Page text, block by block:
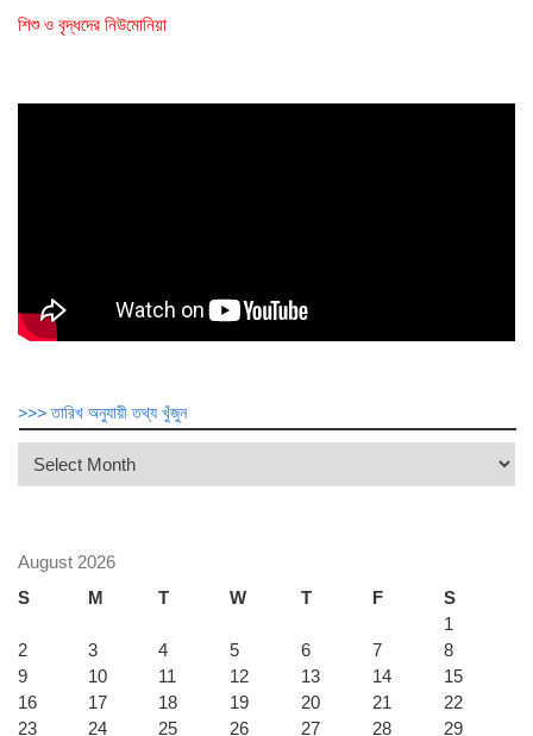
শিশু ও বৃদ্ধদের নিউমোনিয়া
>>> তারিখ অনুযায়ী তথ্য খুঁজুন
>>>
খুঁজুন
August 2026
S
M T W T F
S
1
2
3 4 5 6 7
8
9
10 11 12 13 14
15
16
17 18 19 20 21
22
23
24 25 26 27 28
29